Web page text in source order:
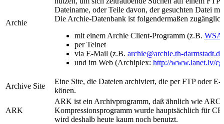
Archie
Dateiname, oder Teile davon, der gesuchten Datei
Die Archie-Datenbank ist folgendermaßen
mit einem Archie Client-Programm (z.B.
per Telnet
via E-Mail (z.B. archie@archie.th-darmstadt.de
und im Web (Archiplex: http://www.lanet.lv/
Archive Site
Eine Site, die Dateien archiviert, die per FTP oder
könen.
ARK
ARK ist ein Archivprogramm, daß ähnlich wie ARC
Kompressionsprogramm wurde hauptsächlich für
wird deshalb heute kaum noch benutzt.